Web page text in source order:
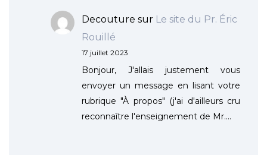
Decouture sur Le site du Pr. Éric
Rouillé
17 juillet 2023
Bonjour, J'allais justement vous
envoyer un message en lisant votre
rubrique "À propos" (j'ai d'ailleurs cru
reconnaître l'enseignement de Mr.…